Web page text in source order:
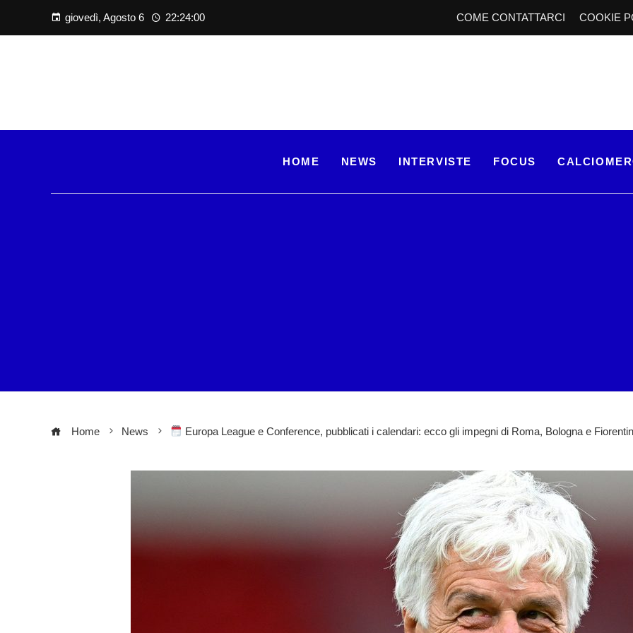
giovedì, Agosto 6 22:24:01 COME CONTATTARCI COOKIE
HOME NEWS INTERVISTE FOCUS
Home News Europa League e Conference, pubblicati i calendari: ecco gli impegni di Roma, Bologna e